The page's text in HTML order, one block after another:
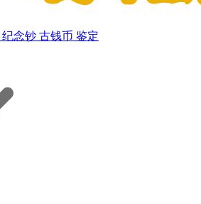
纪念钞 古钱币 鉴定